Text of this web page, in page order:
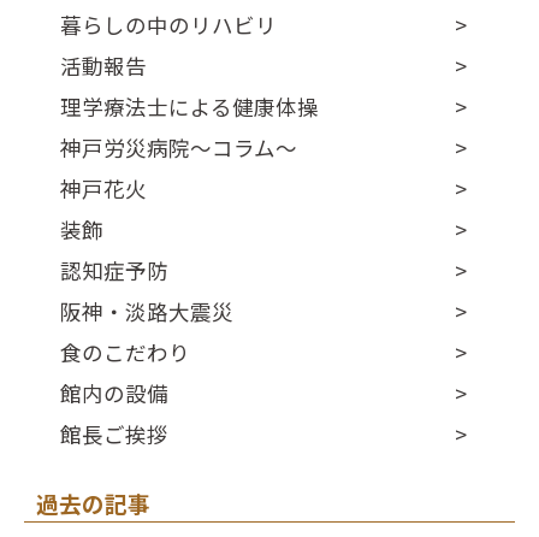
暮らしの中のリハビリ
活動報告
理学療法士による健康体操
神戸労災病院～コラム～
神戸花火
装飾
認知症予防
阪神・淡路大震災
食のこだわり
館内の設備
館長ご挨拶
過去の記事